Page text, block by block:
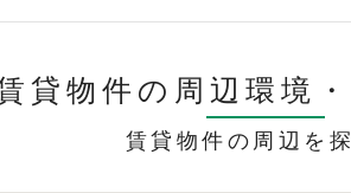
貸物件の周辺環境・
賃貸物件の周辺を探